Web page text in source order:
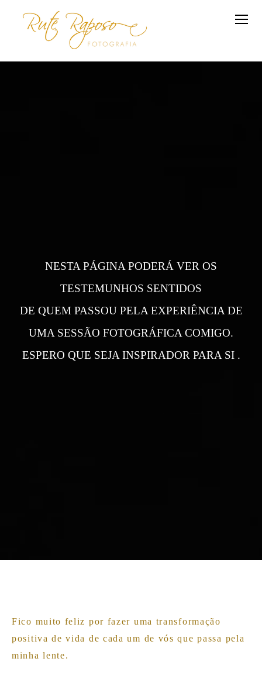
NESTA PÁGINA PODERÁ VER OS
TESTEMUNHOS SENTIDOS
DE QUEM PASSOU PELA EXPERIÊNCIA DE
UMA SESSÃO FOTOGRÁFICA COMIGO.
ESPERO QUE SEJA INSPIRADOR PARA SI .
Fico muito feliz por fazer uma transformação
positiva de vida de cada um de vós que passa pela
minha lente.